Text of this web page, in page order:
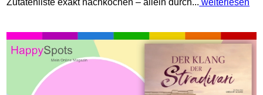
Zutatenliste exakt nachkochen – allein durch... weiterlesen